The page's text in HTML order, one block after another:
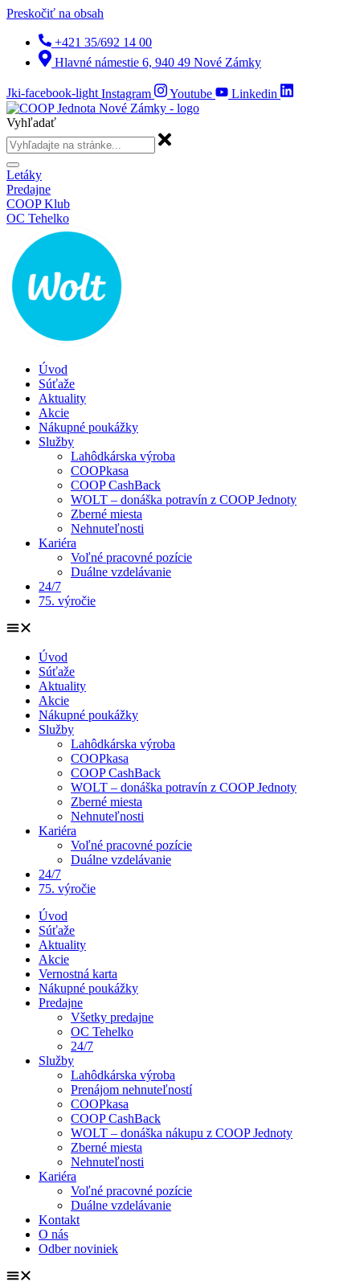
Preskočiť na obsah
+421 35/692 14 00
Hlavné námestie 6, 940 49 Nové Zámky
Jki-facebook-light Instagram Youtube Linkedin
Vyhľadať
Letáky
Predajne
COOP Klub
OC Tehelko
Úvod
Súťaže
Aktuality
Akcie
Nákupné poukážky
Služby
Lahôdkárska výroba
COOPkasa
COOP CashBack
WOLT – donáška potravín z COOP Jednoty
Zberné miesta
Nehnuteľnosti
Kariéra
Voľné pracovné pozície
Duálne vzdelávanie
24/7
75. výročie
Úvod
Súťaže
Aktuality
Akcie
Nákupné poukážky
Služby
Lahôdkárska výroba
COOPkasa
COOP CashBack
WOLT – donáška potravín z COOP Jednoty
Zberné miesta
Nehnuteľnosti
Kariéra
Voľné pracovné pozície
Duálne vzdelávanie
24/7
75. výročie
Úvod
Súťaže
Aktuality
Akcie
Vernostná karta
Nákupné poukážky
Predajne
Všetky predajne
OC Tehelko
24/7
Služby
Lahôdkárska výroba
Prenájom nehnuteľností
COOPkasa
COOP CashBack
WOLT – donáška nákupu z COOP Jednoty
Zberné miesta
Nehnuteľnosti
Kariéra
Voľné pracovné pozície
Duálne vzdelávanie
Kontakt
O nás
Odber noviniek